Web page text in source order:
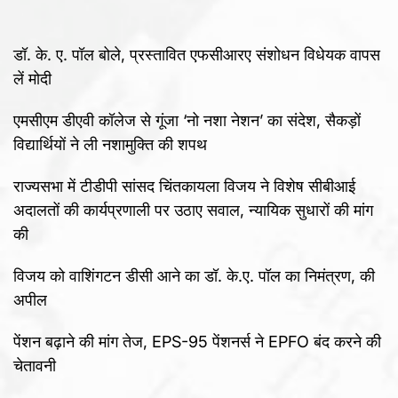
डॉ. के. ए. पॉल बोले, प्रस्तावित एफसीआरए संशोधन विधेयक वापस
लें मोदी
एमसीएम डीएवी कॉलेज से गूंजा ‘नो नशा नेशन’ का संदेश, सैकड़ों
विद्यार्थियों ने ली नशामुक्ति की शपथ
राज्यसभा में टीडीपी सांसद चिंतकायला विजय ने विशेष सीबीआई
अदालतों की कार्यप्रणाली पर उठाए सवाल, न्यायिक सुधारों की मांग
की
विजय को वाशिंगटन डीसी आने का डॉ. के.ए. पॉल का निमंत्रण, की
अपील
पेंशन बढ़ाने की मांग तेज, EPS-95 पेंशनर्स ने EPFO बंद करने की
चेतावनी